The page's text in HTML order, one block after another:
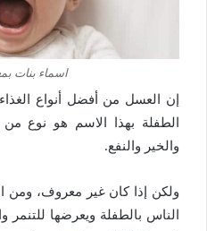
اسماء بنات
إن العسل من أفضل أنواع
الطفلة بهذا الاسم هو نوع من
والخير والنفع.
ولكن إذا كان غير معروف، ومن
الناس بالطفلة ويعرضها